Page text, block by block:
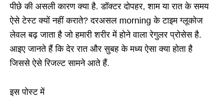
पीछे की असली कारण क्या है. डॉक्टर दोपहर, शाम या रात के समय
ऐसे टेस्ट क्यों नहीं कराते? दरअसल morning के टाइम ग्लूकोज
लेवल बढ़ जाता है जो हमारी शरीर में होने वाला रेगुलर प्रोसेस है.
आइए जानते हैं कि देर रात और सुबह के मध्य ऐसा क्या होता है
जिससे ऐसे रिजल्ट सामने आते हैं.
इस पोस्ट में